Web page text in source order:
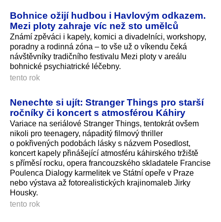
Bohnice ožijí hudbou i Havlovým odkazem.
Mezi ploty zahraje víc než sto umělců
Známí zpěváci i kapely, komici a divadelníci, workshopy,
poradny a rodinná zóna – to vše už o víkendu čeká
návštěvníky tradičního festivalu Mezi ploty v areálu
bohnické psychiatrické léčebny.
tento rok
Nenechte si ujít: Stranger Things pro starší
ročníky či koncert s atmosférou Káhiry
Variace na seriálové Stranger Things, tentokrát ovšem
nikoli pro teenagery, nápaditý filmový thriller
o pokřivených podobách lásky s názvem Posedlost,
koncert kapely přinášející atmosféru káhirského tržiště
s příměsí rocku, opera francouzského skladatele Francise
Poulenca Dialogy karmelitek ve Státní opeře v Praze
nebo výstava až fotorealistických krajinomaleb Jirky
Housky.
tento rok